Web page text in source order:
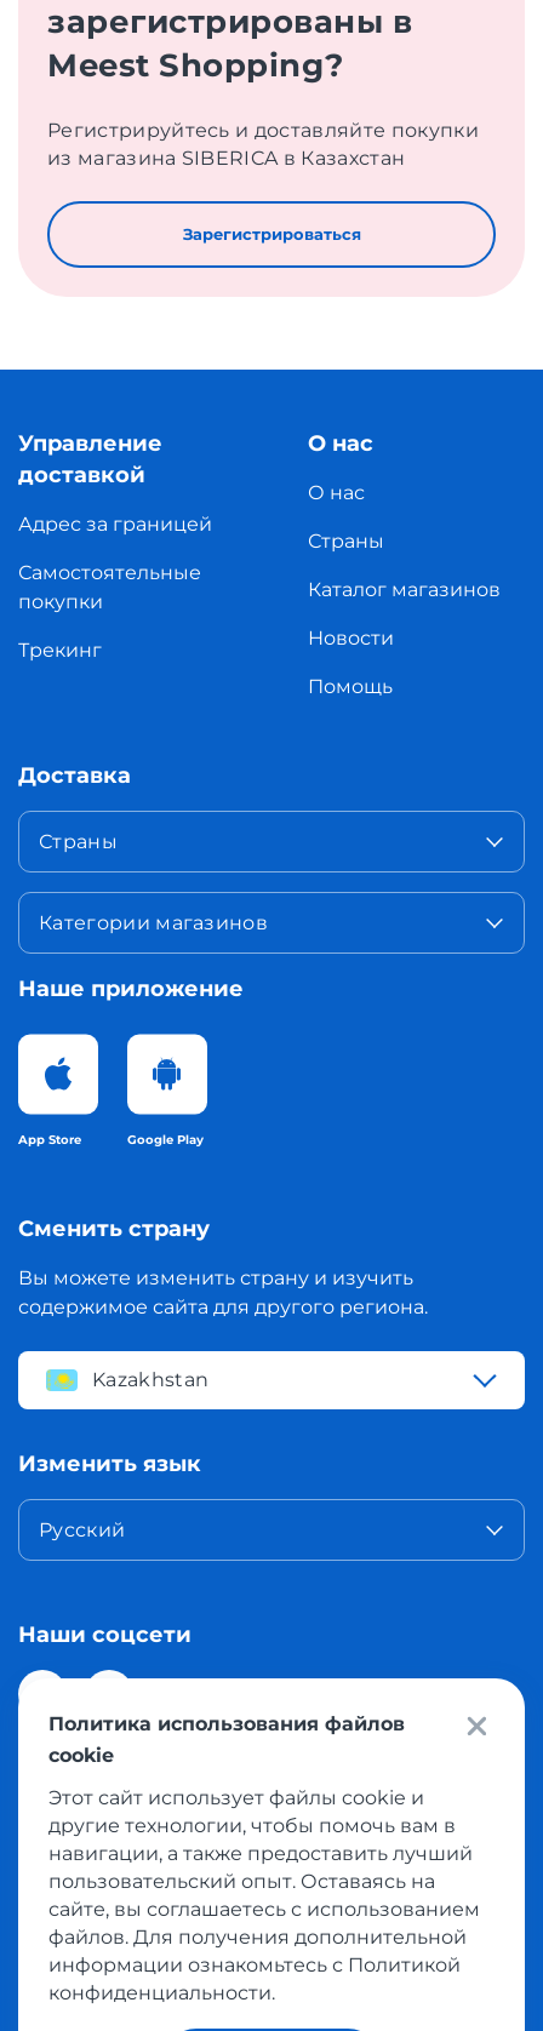
зарегистрированы в
Meest Shopping?
Регистрируйтесь и доставляйте покупки
из магазина SIBERICA в Казахстан
Зарегистрироваться
Управление
доставкой
Адрес за границей
Самостоятельные
покупки
Трекинг
О нас
О нас
Страны
Каталог магазинов
Новости
Помощь
Доставка
Страны
Категории магазинов
Наше приложение
App Store Google Play
Сменить страну
Вы можете изменить страну и изучить
содержимое сайта для другого региона.
Kazakhstan
Изменить язык
Русский
Наши соцсети
© 2026 Meest Shopping доставка покупок с интернет
магазинов мира в Казахстан. Все права защищены
Политика конфиденциальности
Публичная оферта
Условия пользования сервисом выкупа товаров
Политика использования файлов
cookie
Этот сайт использует файлы cookie и
другие технологии, чтобы помочь вам в
навигации, а также предоставить лучший
пользовательский опыт. Оставаясь на
сайте, вы соглашаетесь с использованием
файлов. Для получения дополнительной
информации ознакомьтесь с Политикой
конфиденциальности.